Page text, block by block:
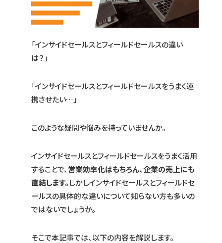
「インサイドセールスとフィールドセールスの違い
は？」
「インサイドセールスとフィールドセールスをうまく連
携させたい…」
このような疑問や悩みを持っていませんか。
インサイドセールスとフィールドセールスをうまく活用
することで、営業効率化はもちろん、企業の売上にも
直結します。しかしインサイドセールスとフィールドセ
ールスの具体的な違いについて知らない方も多いの
ではないでしょうか。
そこで本記事では、以下の内容を解説します。